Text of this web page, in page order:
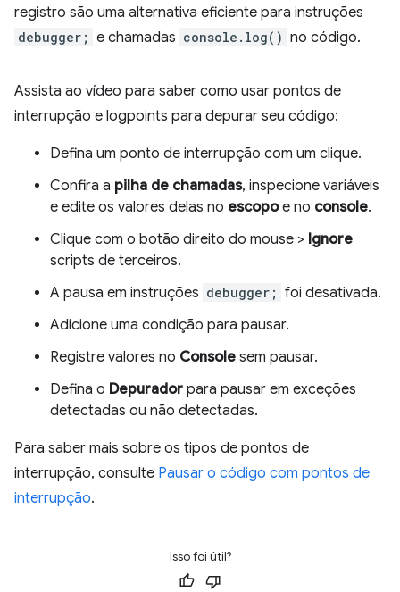
registro são uma alternativa eficiente para instruções
debugger; e chamadas console.log() no código.
Assista ao vídeo para saber como usar pontos de
interrupção e logpoints para depurar seu código:
Defina um ponto de interrupção com um clique.
Confira a pilha de chamadas, inspecione variáveis
e edite os valores delas no escopoe no console.
Clique com o botão direito do mouse > Ignore
scripts de terceiros.
A pausa em instruções debugger; foi desativada.
Adicione uma condição para pausar.
Registre valores no Console sem pausar.
Defina o Depurador para pausar em exceções
detectadas ou não detectadas.
Para saber mais sobre os tipos de pontos de
interrupção, consulte Pausar o código com pontos de
interrupção.
Isso foi útil?